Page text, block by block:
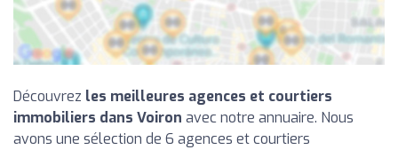
Découvrez les meilleures agences et courtiers
immobiliers dans Voiron avec notre annuaire. Nous
avons une sélection de 6 agences et courtiers